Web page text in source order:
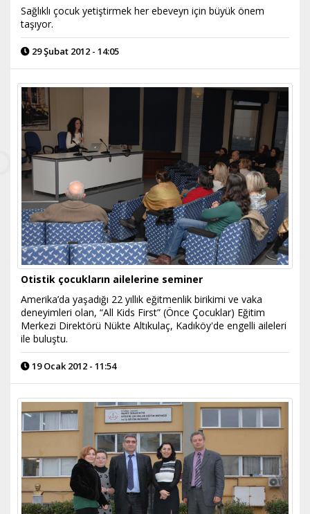
Sağlıklı çocuk yetiştirmek her ebeveyn için büyük önem
taşıyor.
29 Şubat 2012 - 14:05
Otistik çocukların ailelerine seminer
Amerika’da yaşadığı 22 yıllık eğitmenlik birikimi ve vaka
deneyimleri olan, “All Kids First” (Önce Çocuklar) Eğitim
Merkezi Direktörü Nükte Altıkulaç, Kadıköy'de engelli aileleri
ile buluştu.
19 Ocak 2012 - 11:54